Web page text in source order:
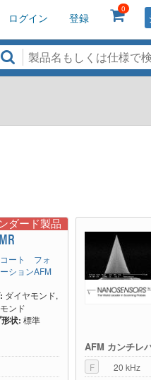
ログイン 登録
0
ダード製品
ート フォ
ションAFM
ダイヤモンド,
ンド
状: 標準
AFM カンチレ
F
20 kHz